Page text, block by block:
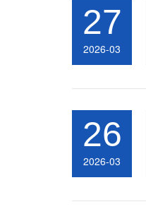
27
2026-03
26
2026-03